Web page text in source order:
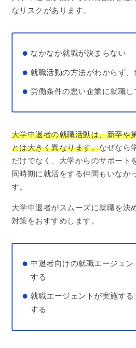
なリスクがあります。
なかなか就職が決まらない
就職活動の方法がわからず、
労働条件の悪い企業に就職し
大学中退者の就職活動は、新卒や
とは大きく異なります。なぜなら
だけでなく、大学からのサポート
同時期に就活をする仲間もいなか
す。
大学中退者がスムーズに就職を決
対策をおすすめします。
中退者向けの就職エージェ
する
就職エージェントが実施する
する